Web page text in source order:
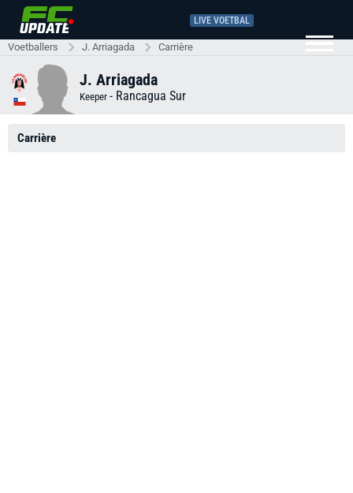
LIVE VOETBAL
Voetballers J. Arriagada Carrière
J. Arriagada
Keeper - Rancagua Sur
Carrière